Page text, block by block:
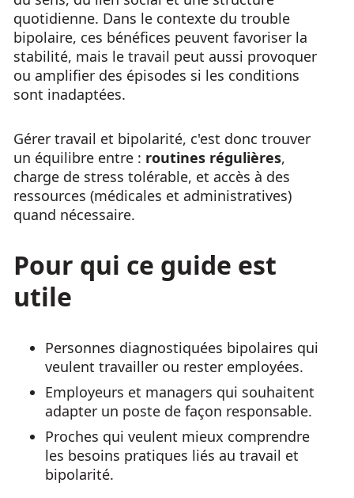
quotidienne. Dans le contexte du trouble
bipolaire, ces bénéfices peuvent favoriser la
stabilité, mais le travail peut aussi provoquer
ou amplifier des épisodes si les conditions
sont inadaptées.
Gérer travail et bipolarité, c'est donc trouver
un équilibre entre : routines régulières,
charge de stress tolérable, et accès à des
ressources (médicales et administratives)
quand nécessaire.
Pour qui ce guide est
utile
Personnes diagnostiquées bipolaires qui
veulent travailler ou rester employées.
Employeurs et managers qui souhaitent
adapter un poste de façon responsable.
Proches qui veulent mieux comprendre
les besoins pratiques liés au travail et
bipolarité.